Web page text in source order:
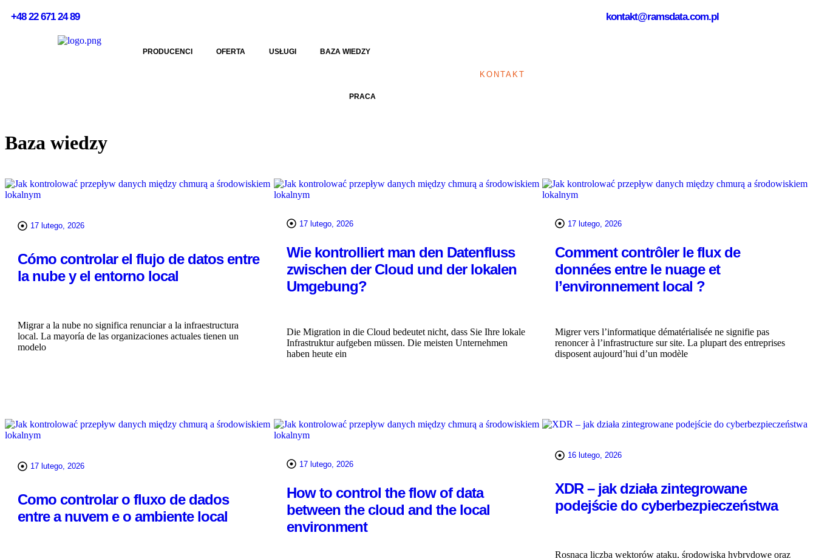
+48 22 671 24 89 kontakt@ramsdata.com.pl
KONTAKT
PRODUCENCI OFERTA USŁUGI BAZA WIEDZY
PRACA
Baza wiedzy
17 lutego, 2026
Cómo controlar el flujo de datos entre
la nube y el entorno local
Migrar a la nube no significa renunciar a la infraestructura
local. La mayoría de las organizaciones actuales tienen un
modelo
17 lutego, 2026
Wie kontrolliert man den Datenfluss
zwischen der Cloud und der lokalen
Umgebung?
Die Migration in die Cloud bedeutet nicht, dass Sie Ihre lokale
Infrastruktur aufgeben müssen. Die meisten Unternehmen
haben heute ein
17 lutego, 2026
Comment contrôler le flux de
données entre le nuage et
l’environnement local ?
Migrer vers l’informatique dématérialisée ne signifie pas
renoncer à l’infrastructure sur site. La plupart des entreprises
disposent aujourd’hui d’un modèle
17 lutego, 2026
Como controlar o fluxo de dados
entre a nuvem e o ambiente local
17 lutego, 2026
How to control the flow of data
between the cloud and the local
environment
16 lutego, 2026
XDR – jak działa zintegrowane
podejście do cyberbezpieczeństwa
Rosnąca liczba wektorów ataku, środowiska hybrydowe oraz